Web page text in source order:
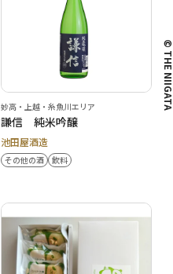
妙高・上越・糸魚川エリア
謙信 純米吟醸
池田屋酒造
その他の酒 飲料
© THE